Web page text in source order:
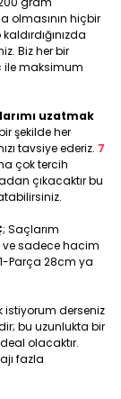
olmasının hiçbir
Biz her bir
ile maksimum
uzatmak
şekilde her
tavsiye ederiz. 7
çok tercih
çıkacaktır bu
; Saçlarım
ve sadece hacim
Parça 28cm ya
istiyorum derseniz
bu uzunlukta bir
olacaktır.
fazla